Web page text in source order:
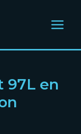
Menu
97L en